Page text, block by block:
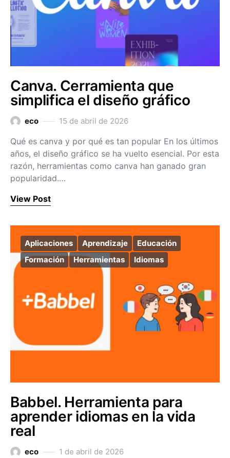
Canva. Cerramienta que
simplifica el diseño gráfico
eco 15 de abril de 2026
Qué es canva y por qué es tan popular En los últimos
años, el diseño gráfico se ha vuelto esencial. Por esta
razón, herramientas como canva han ganado gran
popularidad.…
View Post
Aplicaciones Aprendizaje
Educación
Formación
Herramientas Idiomas
Babbel. Herramienta para
aprender idiomas en la vida
real
eco 1 de abril de 2026